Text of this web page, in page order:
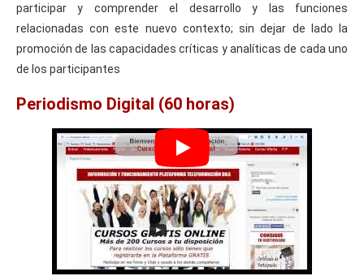
participar y comprender el desarrollo y las funciones
relacionadas con este nuevo contexto; sin dejar de lado la
promoción de las capacidades críticas y analíticas de cada uno
de los participantes
Periodismo Digital (60 horas)